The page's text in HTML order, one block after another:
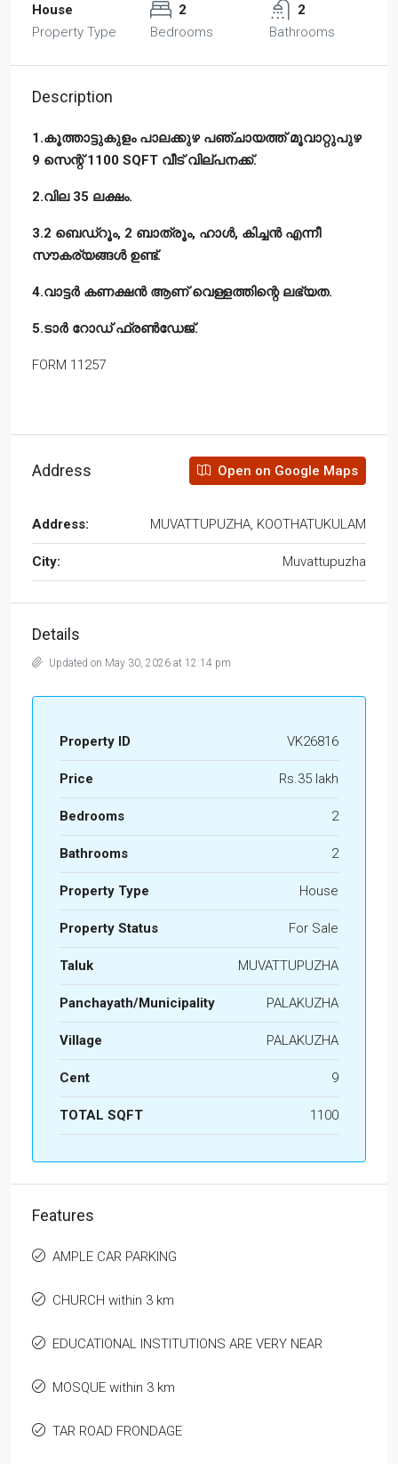
House
Property Type
2
Bedrooms
2
Bathrooms
Description
1.കൂത്താട്ടുകുളം പാലക്കുഴ പഞ്ചായത്ത്‌ മൂവാറ്റുപുഴ
9 സെന്റ് 1100 SQFT വീട് വില്പനക്ക്.
2.വില 35 ലക്ഷം.
3.2 ബെഡ്‌റൂം, 2 ബാത്രൂം, ഹാൾ, കിച്ചൻ എന്നീ
സൗകര്യങ്ങൾ ഉണ്ട്.
4.വാട്ടർ കണക്ഷൻ ആണ് വെള്ളത്തിന്റെ ലഭ്യത.
5.ടാർ റോഡ് ഫ്രൺഡേജ്.
FORM 11257
Address Open on Google Maps
Address: MUVATTUPUZHA, KOOTHATUKULAM
City: Muvattupuzha
Details
Updated on May 30, 2026 at 12:14 pm
Property ID VK26816
Price Rs.35 lakh
Bedrooms 2
Bathrooms 2
Property Type House
Property Status For Sale
Taluk MUVATTUPUZHA
Panchayath/Municipality PALAKUZHA
Village PALAKUZHA
Cent 9
TOTAL SQFT 1100
Features
AMPLE CAR PARKING
CHURCH within 3 km
EDUCATIONAL INSTITUTIONS ARE VERY NEAR
MOSQUE within 3 km
TAR ROAD FRONDAGE